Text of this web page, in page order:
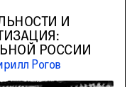
И
РОССИИ
Рогов